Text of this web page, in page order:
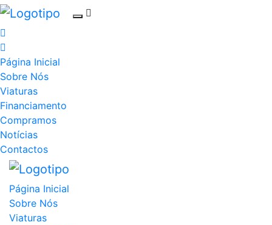
Página Inicial
Sobre Nós
Viaturas
Financiamento
Compramos
Notícias
Contactos
Página Inicial
Sobre Nós
Viaturas